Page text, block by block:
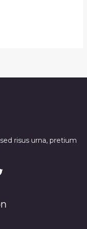
risus urna, pretium